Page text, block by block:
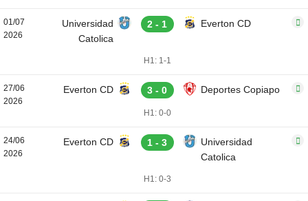
01/07
2026
Universidad
Catolica
2 - 1 Everton CD
H1: 1-1
27/06
2026
Everton CD 3 - 0 Deportes Copiapo
H1: 0-0
24/06
2026
Everton CD 1 - 3
Universidad
Catolica
H1: 0-3